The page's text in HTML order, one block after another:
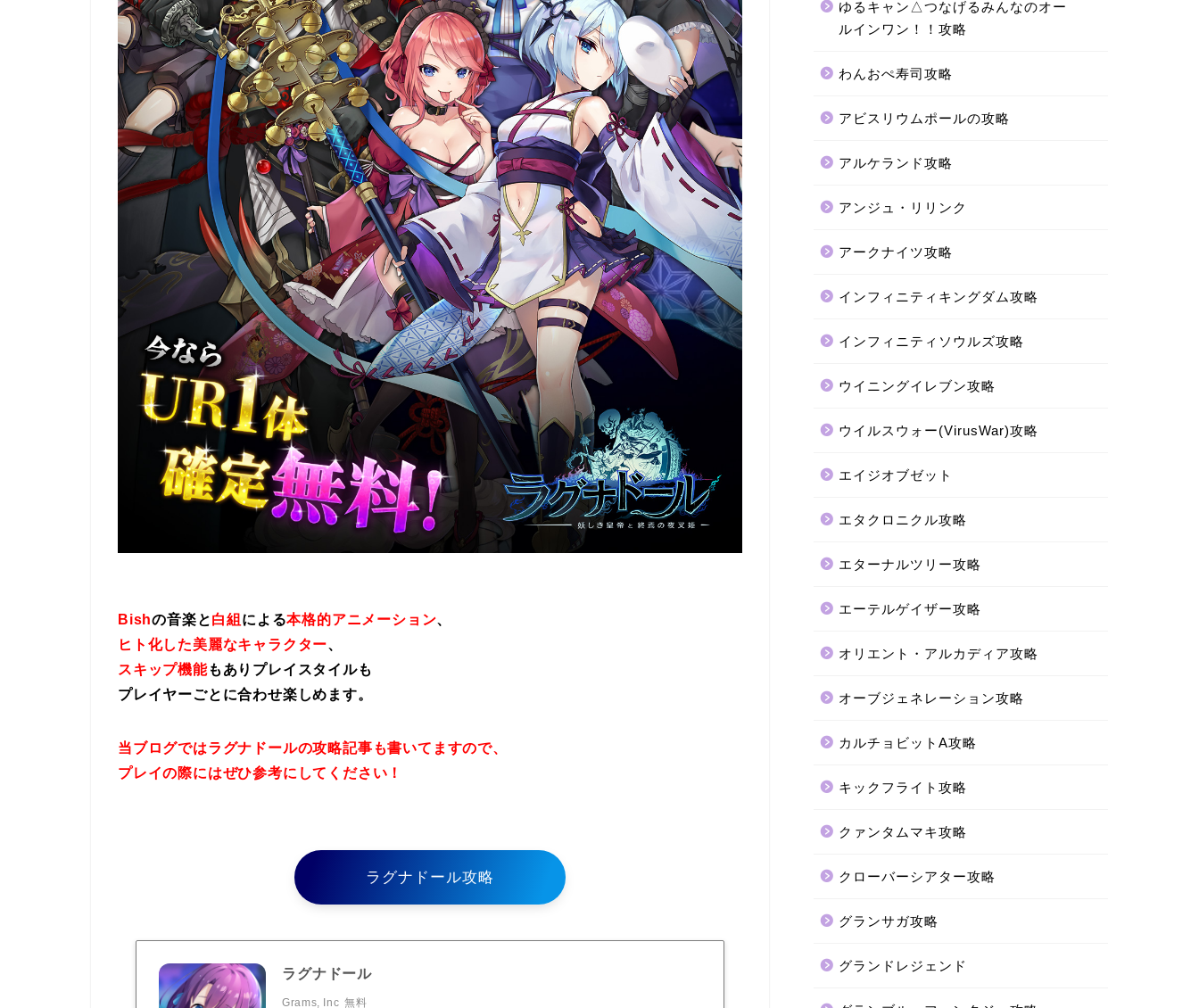
Bishの音楽と白組 による本格的アニメーション、
ヒト化した美麗なキャラクター、
スキップ機能もありプレイスタイルも
プレイヤーごとに合わせ楽しめます。
当ブログではラグナドールの攻略記事も書いてますので、
プレイの際にはぜひ参考にしてください！
ラグナドール攻略
ラグナドール
Grams, Inc 無料
ゆるキャン△つなげるみんなのオー
ルインワン！！攻略
わんおぺ寿司攻略
アビスリウムポールの攻略
アルケランド攻略
アンジュ・リリンク
アークナイツ攻略
インフィニティキングダム攻略
インフィニティソウルズ攻略
ウイニングイレブン攻略
ウイルスウォー(VirusWar)攻略
エイジオブゼット
エタクロニクル攻略
エターナルツリー攻略
エーテルゲイザー攻略
オリエント・アルカディア攻略
オーブジェネレーション攻略
カルチョビットA攻略
キックフライト攻略
クァンタムマキ攻略
クローバーシアター攻略
グランサガ攻略
グランドレジェンド